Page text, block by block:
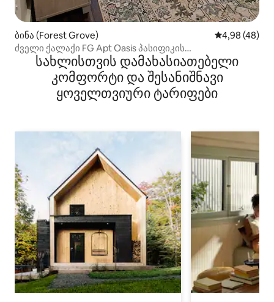
ბინა (Forest Grove) საშუალო
4,98 (48)
ძველი ქალაქი FG Apt Oasis პასიფიკის
უნივერსიტეტთან
სახლისთვის დამახასიათებელი
კომფორტი და შესანიშნავი
ყოველთვიური ტარიფები